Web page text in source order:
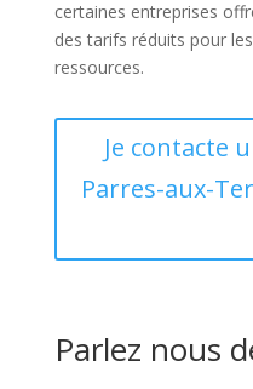
certaines entreprises
des tarifs réduits pour
ressources.
Je contacte
Parres-aux-
Parlez nous